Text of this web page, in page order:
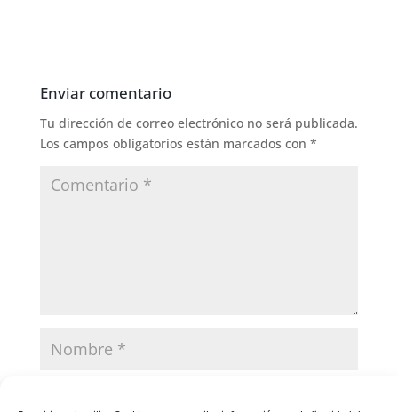
Enviar comentario
Tu dirección de correo electrónico no será publicada.
Los campos obligatorios están marcados con *